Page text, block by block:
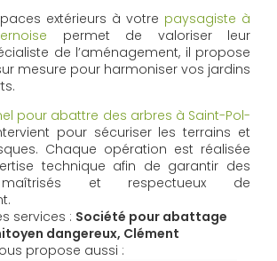
extérieurs à votre paysagiste à
permet de valoriser leur
de l’aménagement, il propose
mesure pour harmoniser vos jardins
pour abattre des arbres à Saint-Pol-
pour sécuriser les terrains et
Chaque opération est réalisée
technique afin de garantir des
et respectueux de
services : Société pour abattage
dangereux, Clément
propose aussi :